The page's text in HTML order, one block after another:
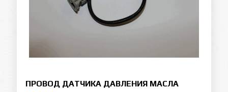
ПРОВОД ДАТЧИКА ДАВЛЕНИЯ МАСЛА